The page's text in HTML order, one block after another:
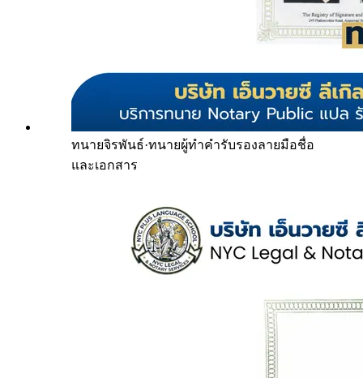
ทนายจิรพันธ์·ทนายผู้ทำคำรับรองลายมือชื่อ
และเอกสาร